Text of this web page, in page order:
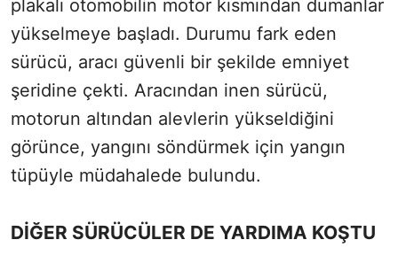
plakalı otomobilin motor kısmından dumanlar
yükselmeye başladı. Durumu fark eden
sürücü, aracı güvenli bir şekilde emniyet
şeridine çekti. Aracından inen sürücü,
motorun altından alevlerin yükseldiğini
görünce, yangını söndürmek için yangın
tüpüyle müdahalede bulundu.
DİĞER SÜRÜCÜLER DE YARDIMA KOŞTU